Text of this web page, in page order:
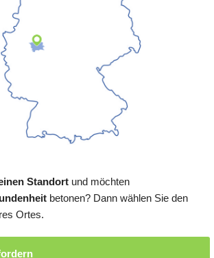
Standort und möchten
betonen? Dann wählen Sie den
Ortes.